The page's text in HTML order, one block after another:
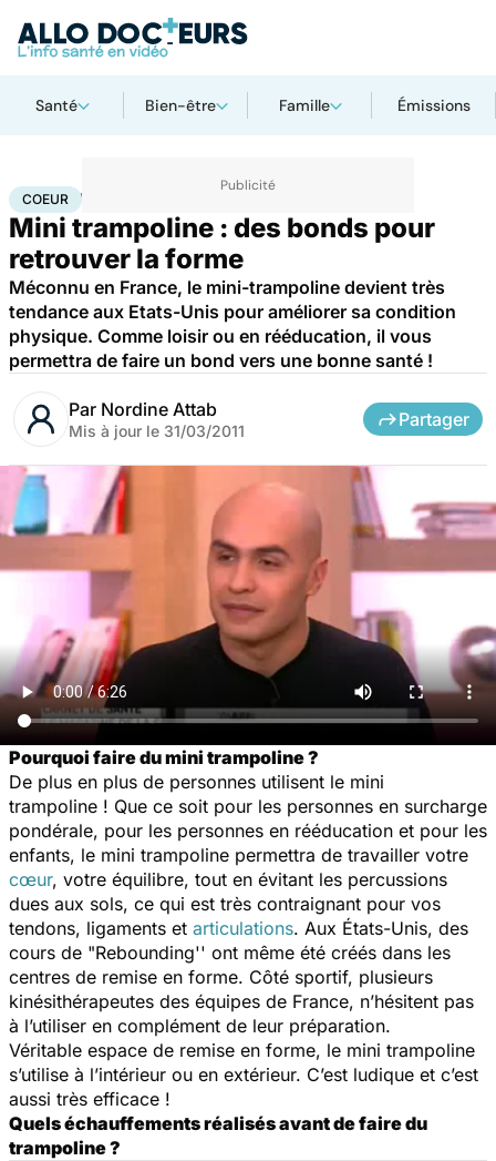
Santé Bien-être Famille Émissions
AccueilSanté Maladies cardiaques
COEUR
Mini trampoline : des bonds pour
retrouver la forme
Méconnu en France, le mini-trampoline devient très
tendance aux Etats-Unis pour améliorer sa condition
physique. Comme loisir ou en rééducation, il vous
permettra de faire un bond vers une bonne santé !
Par Nordine Attab
Mis à jour le 31/03/2011
Partager
Pourquoi faire du mini trampoline ?
De plus en plus de personnes utilisent le mini
trampoline ! Que ce soit pour les personnes en surcharge
pondérale, pour les personnes en rééducation et pour les
enfants, le mini trampoline permettra de travailler votre
cœur, votre équilibre, tout en évitant les percussions
dues aux sols, ce qui est très contraignant pour vos
tendons, ligaments et articulations. Aux États-Unis, des
cours de "Rebounding'' ont même été créés dans les
centres de remise en forme. Côté sportif, plusieurs
kinésithérapeutes des équipes de France, n’hésitent pas
à l’utiliser en complément de leur préparation.
Véritable espace de remise en forme, le mini trampoline
s’utilise à l’intérieur ou en extérieur. C’est ludique et c’est
aussi très efficace !
Quels échauffements réalisés avant de faire du
trampoline ?